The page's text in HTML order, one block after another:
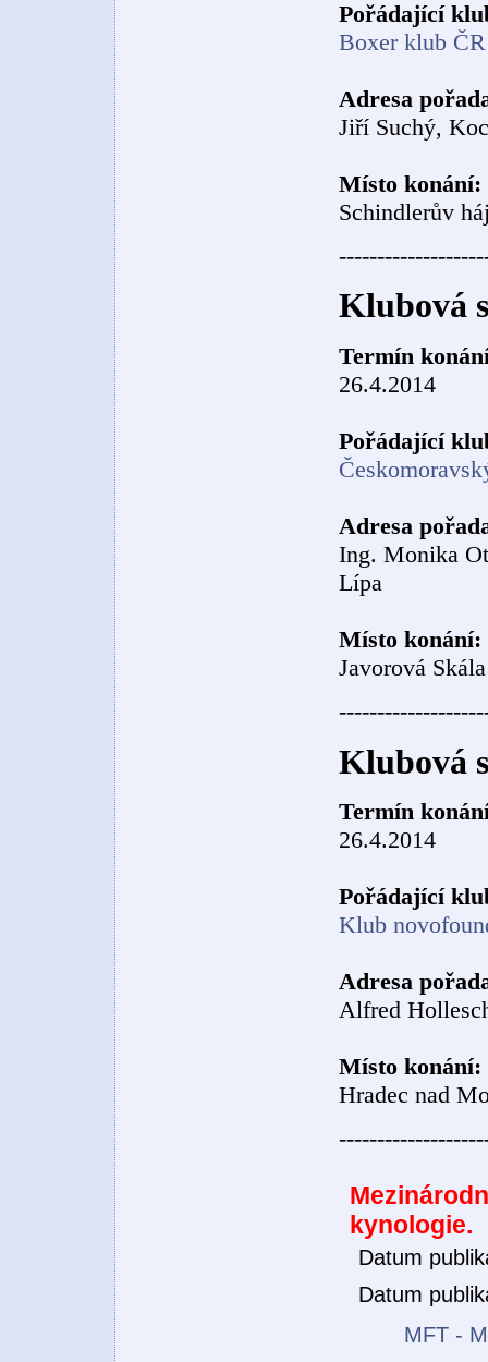
Pořádající
Boxer klub ČR
Adresa
Jiří Suchý,
Místo konání:
Schindlerův
Klubová
Termín
26.4.2014
Pořádající
Adresa
Ing. Monika
Lípa
Místo konání:
Javorová Skála
Klubová
Termín
26.4.2014
Pořádající
Klub
Adresa
Alfred
Místo konání:
Hradec nad
kynologie.
Datum
Datum
MFT -